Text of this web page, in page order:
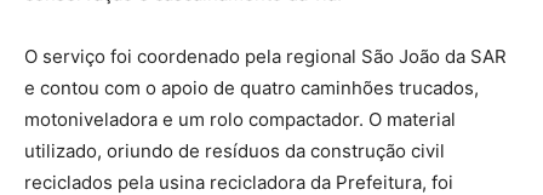
O serviço foi coordenado pela regional São João da SAR
e contou com o apoio de quatro caminhões trucados,
motoniveladora e um rolo compactador. O material
utilizado, oriundo de resíduos da construção civil
reciclados pela usina recicladora da Prefeitura, foi